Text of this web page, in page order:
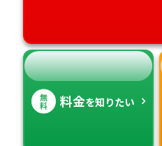
無
料 料金を知りたい